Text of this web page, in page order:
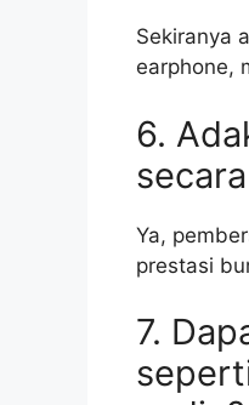
Sekiranya
earphone,
6.
Ya,
prestasi
7.